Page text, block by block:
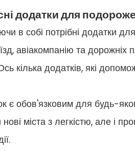
додатки для
в собі потрібні додатки
авіакомпанію та
кілька додатків, які
обов'язковим для будь-
міста з легкістю, але і